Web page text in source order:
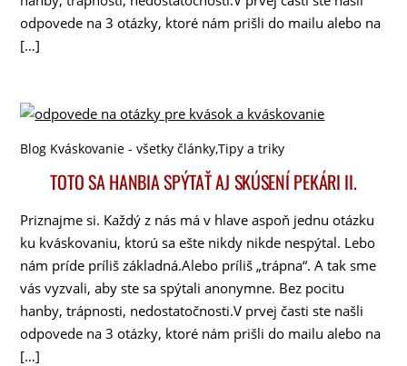
odpovede na 3 otázky, ktoré nám prišli do mailu alebo na
[…]
Blog Kváskovanie - všetky články,Tipy a triky
TOTO SA HANBIA SPÝTAŤ AJ SKÚSENÍ PEKÁRI II.
Priznajme si. Každý z nás má v hlave aspoň jednu otázku
ku kváskovaniu, ktorú sa ešte nikdy nikde nespýtal. Lebo
nám príde príliš základná.Alebo príliš „trápna“. A tak sme
vás vyzvali, aby ste sa spýtali anonymne. Bez pocitu
hanby, trápnosti, nedostatočnosti.V prvej časti ste našli
odpovede na 3 otázky, ktoré nám prišli do mailu alebo na
[…]